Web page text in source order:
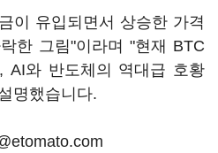
이 유입되면서 상승한 가격
한 그림"이라며 "현재 BTC
AI와 반도체의 역대급 호황
명했습니다.